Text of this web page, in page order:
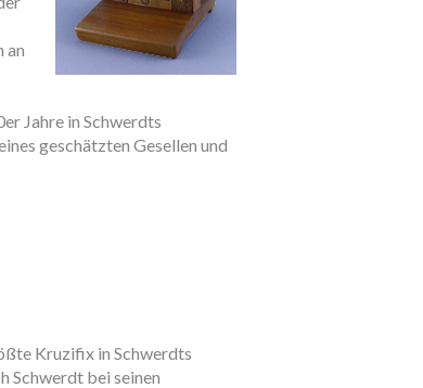
an
Jahre in Schwerdts
geschätzten Gesellen und
Kruzifix in Schwerdts
Schwerdt bei seinen